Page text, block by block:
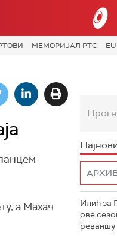
МЕМОРИЈАЛ РТС
а Махач
Илић за
ове
реваншу